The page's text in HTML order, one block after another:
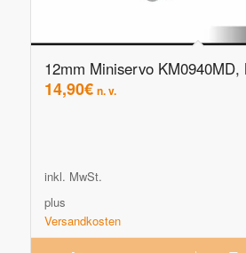
12mm Miniservo KM0940MD,
14,90€ n. v.
inkl. MwSt.
plus
Versandkosten